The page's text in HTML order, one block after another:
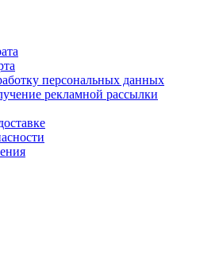
персональных данных
рекламной рассылки